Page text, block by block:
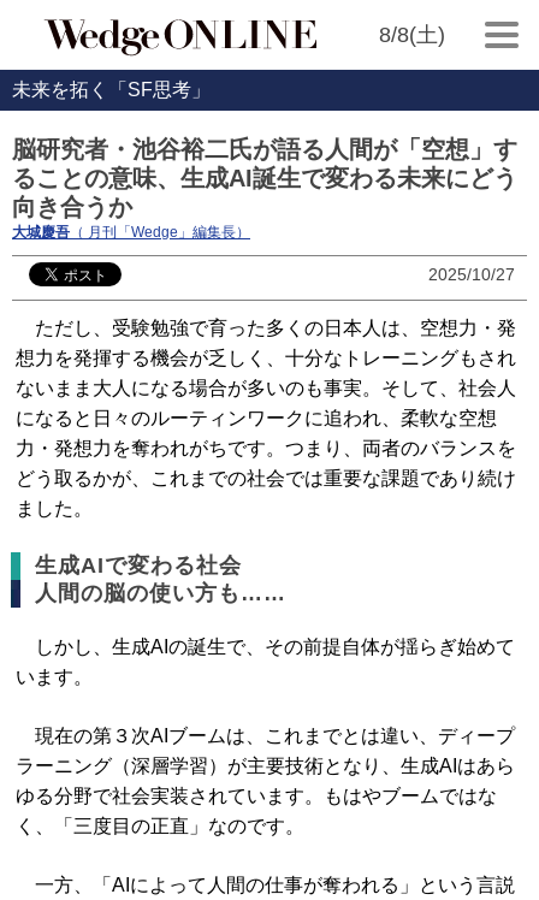
8/8(土)
未来を拓く「SF思考」
脳研究者・池谷裕二氏が語る人間が「空想」す
ることの意味、生成AI誕生で変わる未来にどう
向き合うか
大城慶吾 （ 月刊「Wedge」編集長）
2025/10/27
ただし、受験勉強で育った多くの日本人は、空想力・発
想力を発揮する機会が乏しく、十分なトレーニングもされ
ないまま大人になる場合が多いのも事実。そして、社会人
になると日々のルーティンワークに追われ、柔軟な空想
力・発想力を奪われがちです。つまり、両者のバランスを
どう取るかが、これまでの社会では重要な課題であり続け
ました。
生成AIで変わる社会
人間の脳の使い方も……
しかし、生成AIの誕生で、その前提自体が揺らぎ始めて
います。
現在の第３次AIブームは、これまでとは違い、ディープ
ラーニング（深層学習）が主要技術となり、生成AIはあら
ゆる分野で社会実装されています。もはやブームではな
く、「三度目の正直」なのです。
一方、「AIによって人間の仕事が奪われる」という言説